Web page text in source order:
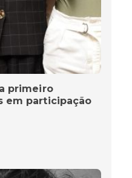
primeiro
em participação